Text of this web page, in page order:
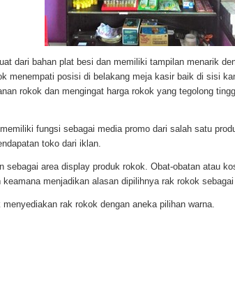
dari bahan plat besi dan memiliki tampilan menarik
menempati posisi di belakang meja kasir baik di sisi
rokok dan mengingat harga rokok yang tegolong
fungsi sebagai media promo dari salah satu
toko dari iklan.
sebagai area display produk rokok. Obat-obatan atau
keamana menjadikan alasan dipilihnya rak rokok
rak rokok dengan aneka pilihan warna.